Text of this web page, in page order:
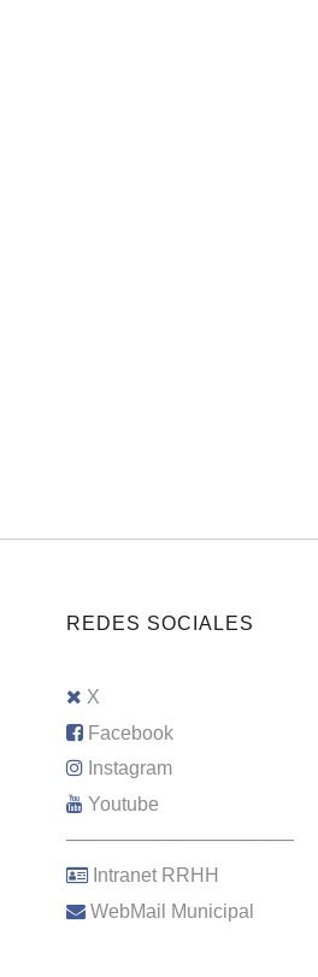
REDES SOCIALES
X
Facebook
Instagram
Youtube
–––––––––––––––––––––
Intranet RRHH
WebMail Municipal